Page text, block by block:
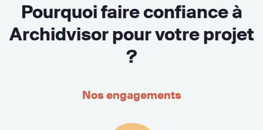
Pourquoi faire confiance à
Archidvisor pour votre projet
?
Nos engagements